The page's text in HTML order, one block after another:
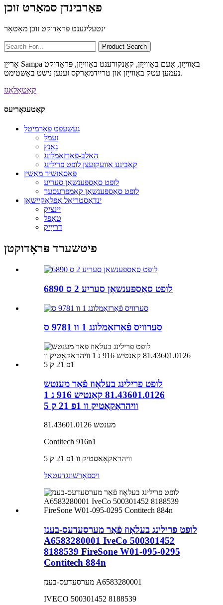
פאַרבינדן סמאַרט זוכן
ינטעליגענט פּראָדוקט זוכן מאָטאָר
אַרייַן Sampa באַווייַזן, אָעם באַווייַזן, קאָנקורענט באַווייַזן, פּראָדוקט
נעמען עטק באַווייַזן און טריידמאַרקס זענען נישט באַשטימט.
קאַטאַלאָגז
קאַטעגאָריעס
געשעפט פאָרמיטל
זעמל
גאַנץ
האַלב-פֿאַרזאַמלונג
קאַבינע אַוועקזעצן לופט פרילינג
פּאַסאַזשיר מאַשין
לופט סאַספּענשאַן סעריע
לופט סאַספּענשאַן קאַמפּרעסער
ינדאַסטריאַל אַפּלאַקיישאַן
יינציק
טאָפּל
דרייַיק
פיטשערד פּראָדוקטן
לופט סאַספּענשאַן סעריע 2 ס 6890
סערוויס פֿאַרזאַמלונג 1 וו 9781 ס
לופט פרילינג בעלאָוז פֿאַר מענטש
81.43601.0126 קאַנטיש 916 נ 1
וויהראַקאָטיק וו 1פ 21 ק 5
מענטש 81.43601.0126
Contitech 916n1
וויהראַקאָאַסטיק וו 1פ 21 ק 5
ויספאָרשונגדעטאַל
לופט פרילינג בעלאָוז פֿאַר מערסעדעס-בענז
A6583280001 IveCo 500301452
8188539 FireSone W01-095-0295
Contitech 884n
מערסעדעס-בענז A6583280001
IVECO 500301452 8188539